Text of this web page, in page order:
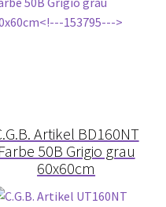
Artikel BD160NT
Farbe 50B Grigio grau
60x60cm